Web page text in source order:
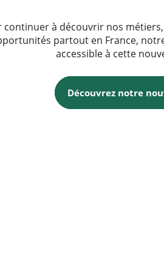
continuer à découvrir nos
partout en France,
accessible à cette
Découvrez notre